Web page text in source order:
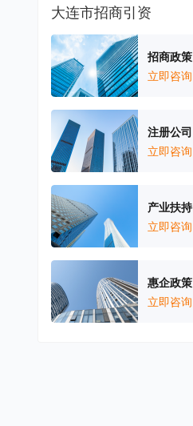
大连市招商引资
招商政策
立即咨询
注册公司
立即咨询
产业扶持
立即咨询
惠企政策
立即咨询